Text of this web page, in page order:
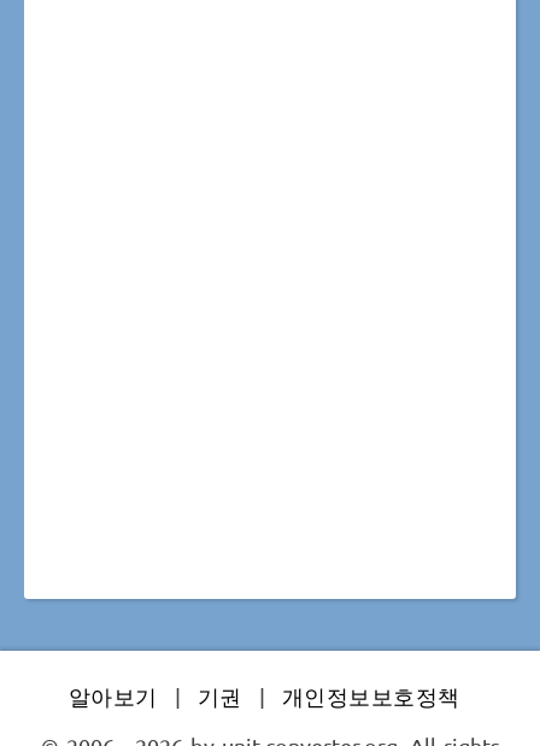
알아보기 | 기권 |
개인정보보호정책